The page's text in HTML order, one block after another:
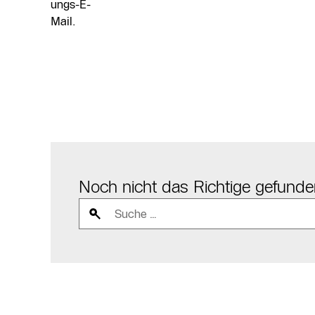
ungs-E-
Mail.
Noch nicht das Richtige